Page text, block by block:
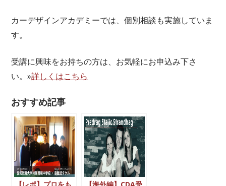
カーデザインアカデミーでは、個別相談も実施していま
す。
受講に興味をお持ちの方は、お気軽にお申込み下さ
い。»詳しくはこちら
おすすめ記事